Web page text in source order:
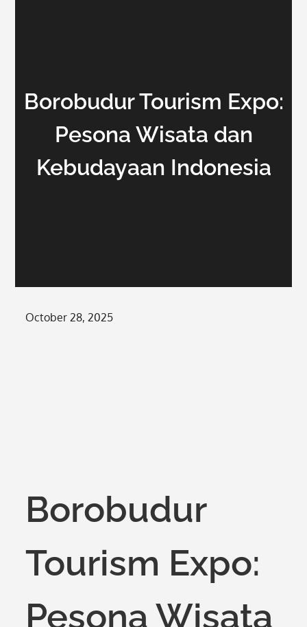
Borobudur Tourism Expo:
Pesona Wisata dan
Kebudayaan Indonesia
Posted
October 28, 2025
Borobudur
Tourism Expo:
Pesona Wisata